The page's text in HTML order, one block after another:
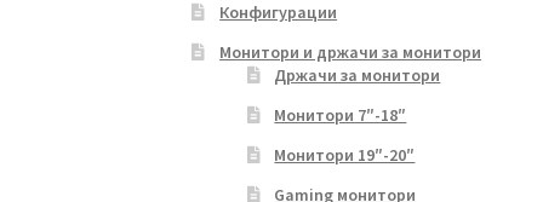
Конфигурации
Монитори и држачи за монитори
Држачи за монитори
Монитори 7″-18″
Монитори 19″-20″
Gaming монитори